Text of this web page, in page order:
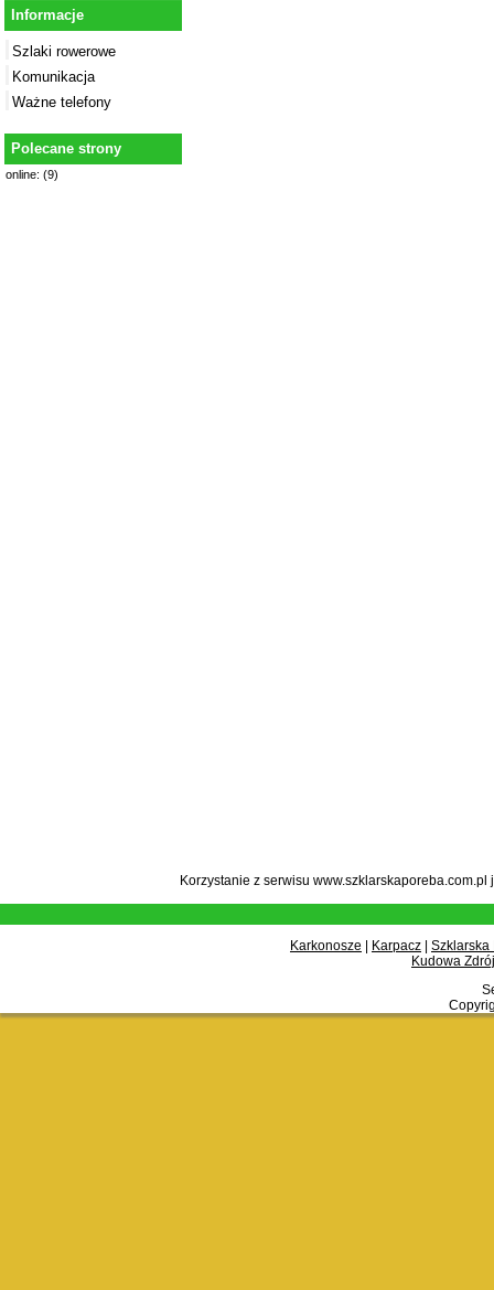
Informacje
Szlaki rowerowe
Komunikacja
Ważne telefony
Polecane strony
online: (9)
Korzystanie z serwisu
Karkonosze Karpacz
Szklarska
Kudowa